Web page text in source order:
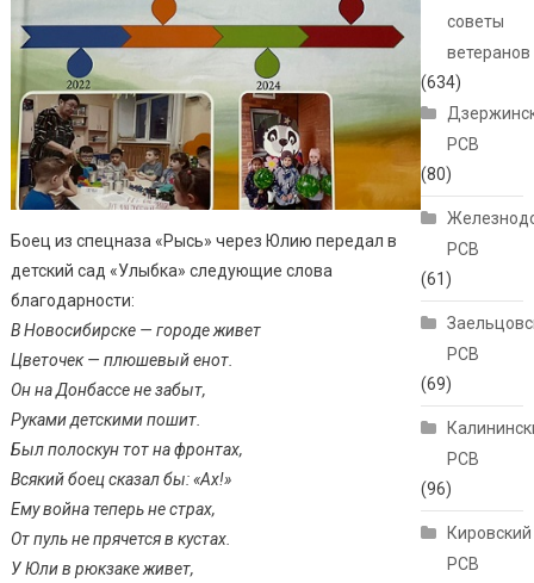
Боец из спецназа «Рысь» через Юлию передал в
детский сад «Улыбка» следующие слова
благодарности:
В Новосибирске — городе живет
Цветочек — плюшевый енот.
Он на Донбассе не забыт,
Руками детскими пошит.
Был полоскун тот на фронтах,
Всякий боец сказал бы: «Ах!»
Ему война теперь не страх,
От пуль не прячется в кустах.
У Юли в рюкзаке живет,
советы
ветеранов
(634)
РСВ
(80)
РСВ
(61)
РСВ
(69)
РСВ
(96)
Кировский
РСВ